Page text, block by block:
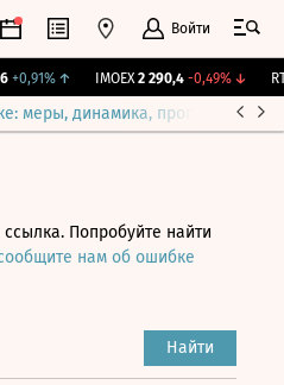
Войти
+0,91% ↑ IMOEX 2 290,4 -0,49%↓
меры, динамика, прогнозы
Попробуйте найти
нам об ошибке
Найти